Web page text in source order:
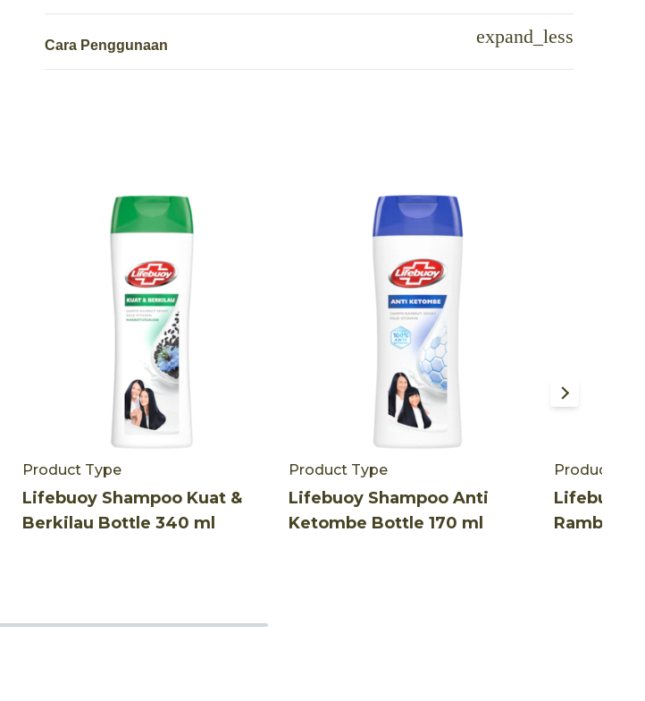
Cara Penggunaan
Product Type
Lifebuoy Shampoo Kuat &
Berkilau Bottle 340 ml
Product Type
Lifebuoy Shampoo Anti
Ketombe Bottle 170 ml
Product
Lifebuoy
Rambut